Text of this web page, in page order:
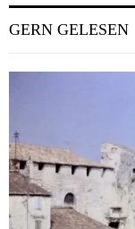
GERN GELESEN